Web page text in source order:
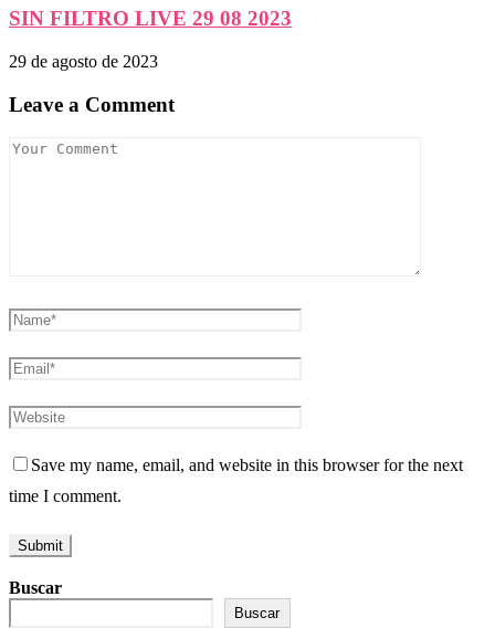
SIN FILTRO LIVE 29 08 2023
29 de agosto de 2023
Leave a Comment
Save my name, email, and website in this browser for the next
time I comment.
Buscar
Buscar